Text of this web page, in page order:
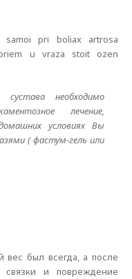
samoi pri boliax artrosa
u vraza stoit ozen
необходимо
лечение,
условиях Вы
( фастум-гель или
вес был всегда, а после
связки и повреждение